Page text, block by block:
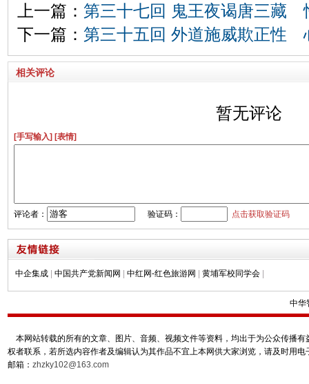
上一篇： 第三十七回 鬼王夜谒唐三藏
下一篇： 第三十五回 外道施威欺正性
相关评论
暂无评论
[手写输入] [表情]
评论者： 验证码： 点击获取验证码
中企集成 | 中国共产党新闻网 | 中红网-红色旅游网 | 黄埔军校同学会 |
中华
本网站转载的所有的文章、图片、音频、视频文件等资料，均出于为公众传播
权者联系，若所选内容作者及编辑认为其作品不宜上本网供大家浏览，请及时用
邮箱： zhzky102@163.com